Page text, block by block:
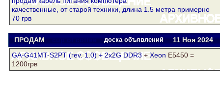
качественные, от старой техники, длина 1.5 метра примерно
70 грв
ПРОДАМ cup of coffee доска объявлений 11 Ноя2024
GA-G41MT-S2PT (rev. 1.0) + 2х2G DDR3 +Xeon E5450 =
1200грв